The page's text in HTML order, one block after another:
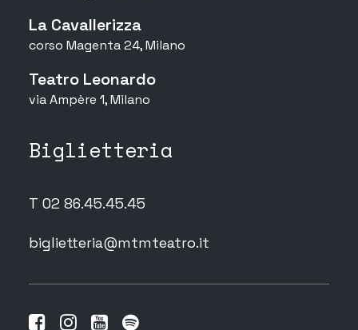
La Cavallerizza
corso Magenta 24, Milano
Teatro Leonardo
via Ampère 1, Milano
Biglietteria
T 02 86.45.45.45
biglietteria@mtmteatro.it